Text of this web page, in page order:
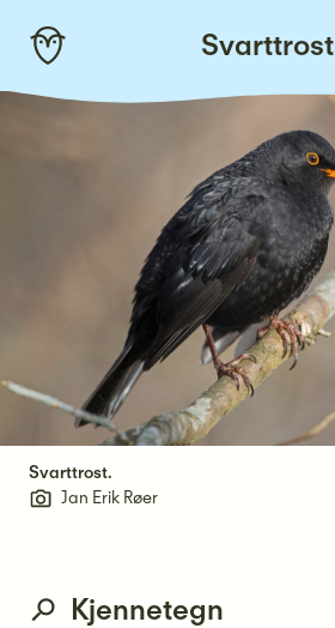
Svarttrost
Svarttrost.
Jan Erik Røer
Kjennetegn